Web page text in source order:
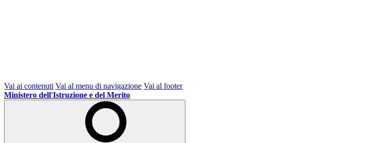
Vai ai contenuti Vai al menu di navigazione Vai al footer
Ministero dell'Istruzione e del Merito